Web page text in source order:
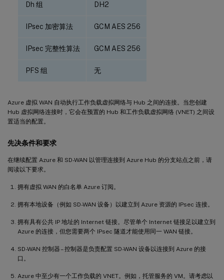
Dh 组 DH2
IPsec 加密算法 GCM AES 256
IPsec 完整性算法 GCM AES 256
PFS 组 无
Azure 虚拟 WAN 自动执行工作负载虚拟网络与 Hub 之间的连接。当您创建
Hub 虚拟网络连接时，它会在预置的 Hub 和工作负载虚拟网络 (VNET) 之间设
置适当的配置。
先决条件和要求
在继续配置 Azure 和 SD-WAN 以管理连接到 Azure Hub 的分支站点之前，请
阅读以下要求。
拥有虚拟 WAN 的白名单 Azure 订阅。
拥有本地设备（例如 SD-WAN 设备）以建立到 Azure 资源的 IPsec 连接。
拥有具有公共 IP 地址的 Internet 链接。尽管单个 Internet 链接足以建立到
Azure 的连接，但您需要两个 IPsec 隧道才能使用同一 WAN 链接。
SD-WAN 控制器 – 控制器是负责配置 SD-WAN 设备以连接到 Azure 的接
口。
Azure 中至少有一个工作负载的 VNET。例如，托管服务的 VM。请考虑以